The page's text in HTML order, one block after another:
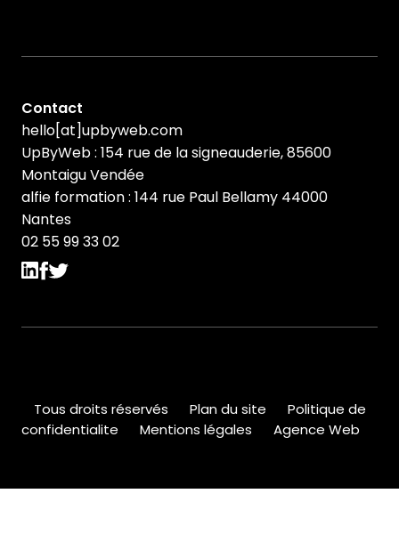
Contact
hello[at]upbyweb.com
UpByWeb : 154 rue de la signeauderie, 85600
Montaigu Vendée
alfie formation : 144 rue Paul Bellamy 44000
Nantes
02 55 99 33 02
Tous droits réservés Plan du site
Politique de
confidentialite
Mentions légales Agence Web